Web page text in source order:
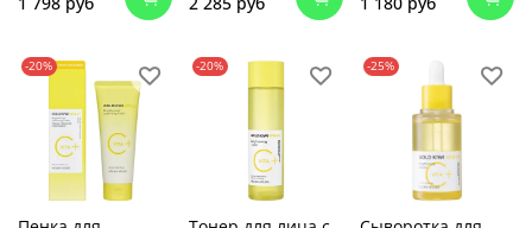
-20% -20% -25%